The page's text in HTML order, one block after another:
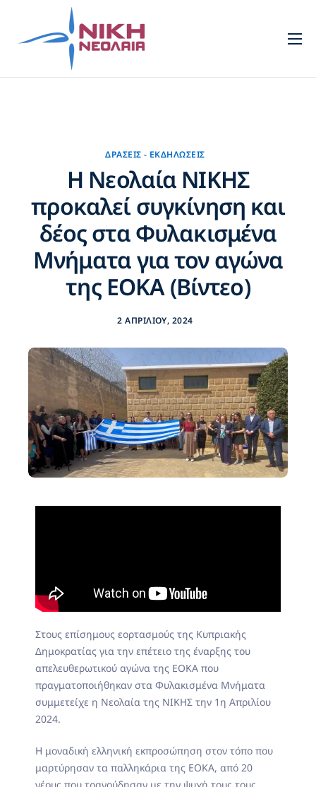
Επικοινωνία
ΔΡΆΣΕΙΣ - ΕΚΔΗΛΏΣΕΙΣ
Η Νεολαία ΝΙΚΗΣ
προκαλεί συγκίνηση και
δέος στα Φυλακισμένα
Μνήματα για τον αγώνα
της ΕΟΚΑ (Βίντεο)
2 ΑΠΡΙΛΊΟΥ, 2024
Στους επίσημους εορτασμούς της Κυπριακής
Δημοκρατίας για την επέτειο της έναρξης του
απελευθερωτικού αγώνα της ΕΟΚΑ που
πραγματοποιήθηκαν στα Φυλακισμένα Μνήματα
συμμετείχε η Νεολαία της ΝΙΚΗΣ την 1η Απριλίου
2024.
Η μοναδική ελληνική εκπροσώπηση στον τόπο που
μαρτύρησαν τα παλληκάρια της ΕΟΚΑ, από 20
νέους που τραγούδησαν με την ψυχή τους τους